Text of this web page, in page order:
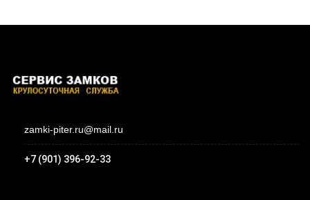
zamki-piter.ru@mail.ru
+7 (901) 396-92-33